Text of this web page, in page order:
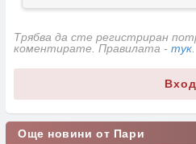
Трябва да сте регистриран
коментирате. Правилата - тук.
Вход
Още новини от Пари